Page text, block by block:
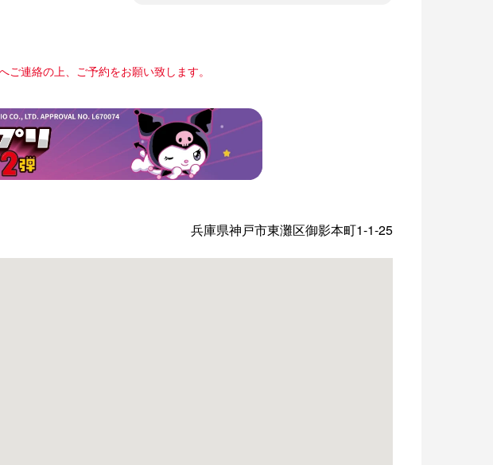
連絡の上、ご予約をお願い致します。
兵庫県神戸市東灘区御影本町1-1-25